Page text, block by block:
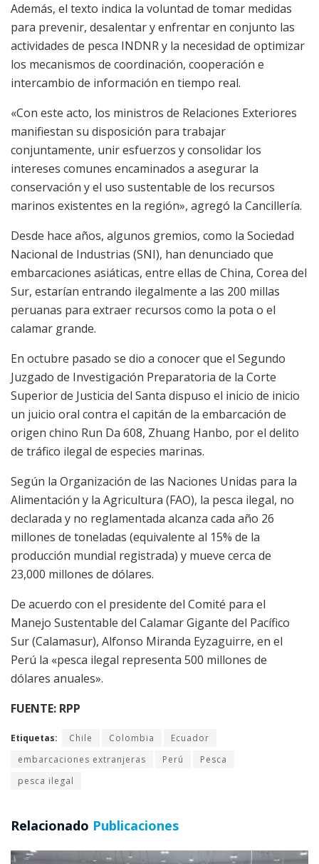
Además, el texto indica la voluntad de tomar medidas
para prevenir, desalentar y enfrentar en conjunto las
actividades de pesca INDNR y la necesidad de optimizar
los mecanismos de coordinación, cooperación e
intercambio de información en tiempo real.
«Con este acto, los ministros de Relaciones Exteriores
manifiestan su disposición para trabajar
conjuntamente, unir esfuerzos y consolidar los
intereses comunes encaminados a asegurar la
conservación y el uso sustentable de los recursos
marinos existentes en la región», agregó la Cancillería.
Desde hace años, algunos gremios, como la Sociedad
Nacional de Industrias (SNI), han denunciado que
embarcaciones asiáticas, entre ellas de China, Corea del
Sur, estarían entrando ilegalmente a las 200 millas
peruanas para extraer recursos como la pota o el
calamar grande.
En octubre pasado se dio a conocer que el Segundo
Juzgado de Investigación Preparatoria de la Corte
Superior de Justicia del Santa dispuso el inicio de inicio
un juicio oral contra el capitán de la embarcación de
origen chino Run Da 608, Zhuang Hanbo, por el delito
de tráfico ilegal de especies marinas.
Según la Organización de las Naciones Unidas para la
Alimentación y la Agricultura (FAO), la pesca ilegal, no
declarada y no reglamentada alcanza cada año 26
millones de toneladas (equivalente al 15% de la
producción mundial registrada) y mueve cerca de
23,000 millones de dólares.
De acuerdo con el presidente del Comité para el
Manejo Sustentable del Calamar Gigante del Pacífico
Sur (Calamasur), Alfonso Miranda Eyzaguirre, en el
Perú la «pesca ilegal representa 500 millones de
dólares anuales».
FUENTE: RPP
Etiquetas: Chile Colombia
Ecuador
embarcaciones extranjeras
Perú
Pesca
pesca ilegal
Relacionado Publicaciones